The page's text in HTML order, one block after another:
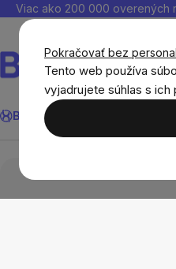
Pokračovať bez
Tento web používa
vyjadrujete súhlas s ich
PrejsťViac ako 200 000 overených
BrainMax®